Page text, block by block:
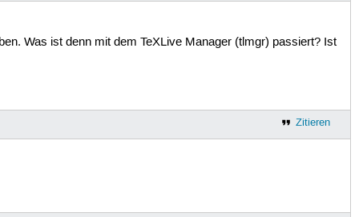
Was ist denn mit dem TeXLive Manager (tlmgr) passiert? Ist
Zitieren